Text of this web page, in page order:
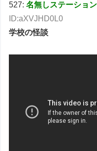
527:名無しステーション
ID:aXVJHD0L0
学校の怪談